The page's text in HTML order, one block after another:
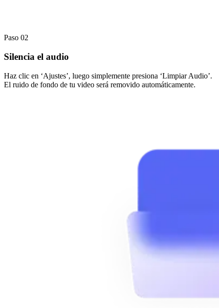
Paso 02
Silencia el audio
Haz clic en ‘Ajustes’, luego simplemente presiona ‘Limpiar Audio’.
El ruido de fondo de tu video será removido automáticamente.